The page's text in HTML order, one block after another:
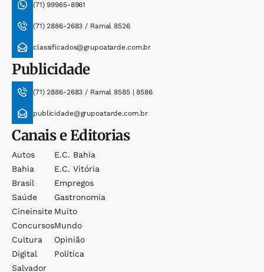
(71) 99965-8961
(71) 2886-2683 / Ramal 8526
classificados@grupoatarde.com.br
Publicidade
(71) 2886-2683 / Ramal 8585 | 8586
publicidade@grupoatarde.com.br
Canais e Editorias
Autos
Bahia
Brasil
Saúde
Cineinsite
Concursos
Cultura
Digital
Salvador
E.c. Bahia
E.c. Vitória
Empregos
Gastronomia
Muito
Mundo
Opinião
Política